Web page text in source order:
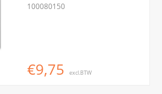
100080150
€9,75 excl.BTW